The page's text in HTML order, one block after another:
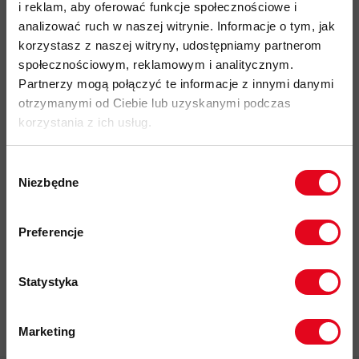
i reklam, aby oferować funkcje społecznościowe i
analizować ruch w naszej witrynie. Informacje o tym, jak
korzystasz z naszej witryny, udostępniamy partnerom
społecznościowym, reklamowym i analitycznym.
Partnerzy mogą połączyć te informacje z innymi danymi
otrzymanymi od Ciebie lub uzyskanymi podczas
korzystania z ich usług.
zgody
Niezbędne
Preferencje
Statystyka
Marketing
klin w kroku dla większej swobody ruchów
elastyczny pas z regulacją szerokości za pomocą sznurka,
który może być schowany wewnątrz
2 klasyczne, otwarte, przednie kieszenie przy pasie
kieszeń z tyłu z drobnym zamkiem błyskawicznym
zwężane nogawki zakończone ściągaczem
przyjazność środowiskowa:
, Fair Wear,
kod produktu: 1022-02270
Więcej o produkcie